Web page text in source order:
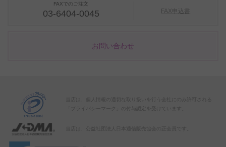
FAXでのご注文
03-6404-0045 FAX申込書
お問い合わせ
当店は、個人情報の適切な取り扱いを行う会社にのみ許可される
「プライバシーマーク」の付与認定を受けています。
当店は、公益社団法人日本通信販売協会の正会員です。